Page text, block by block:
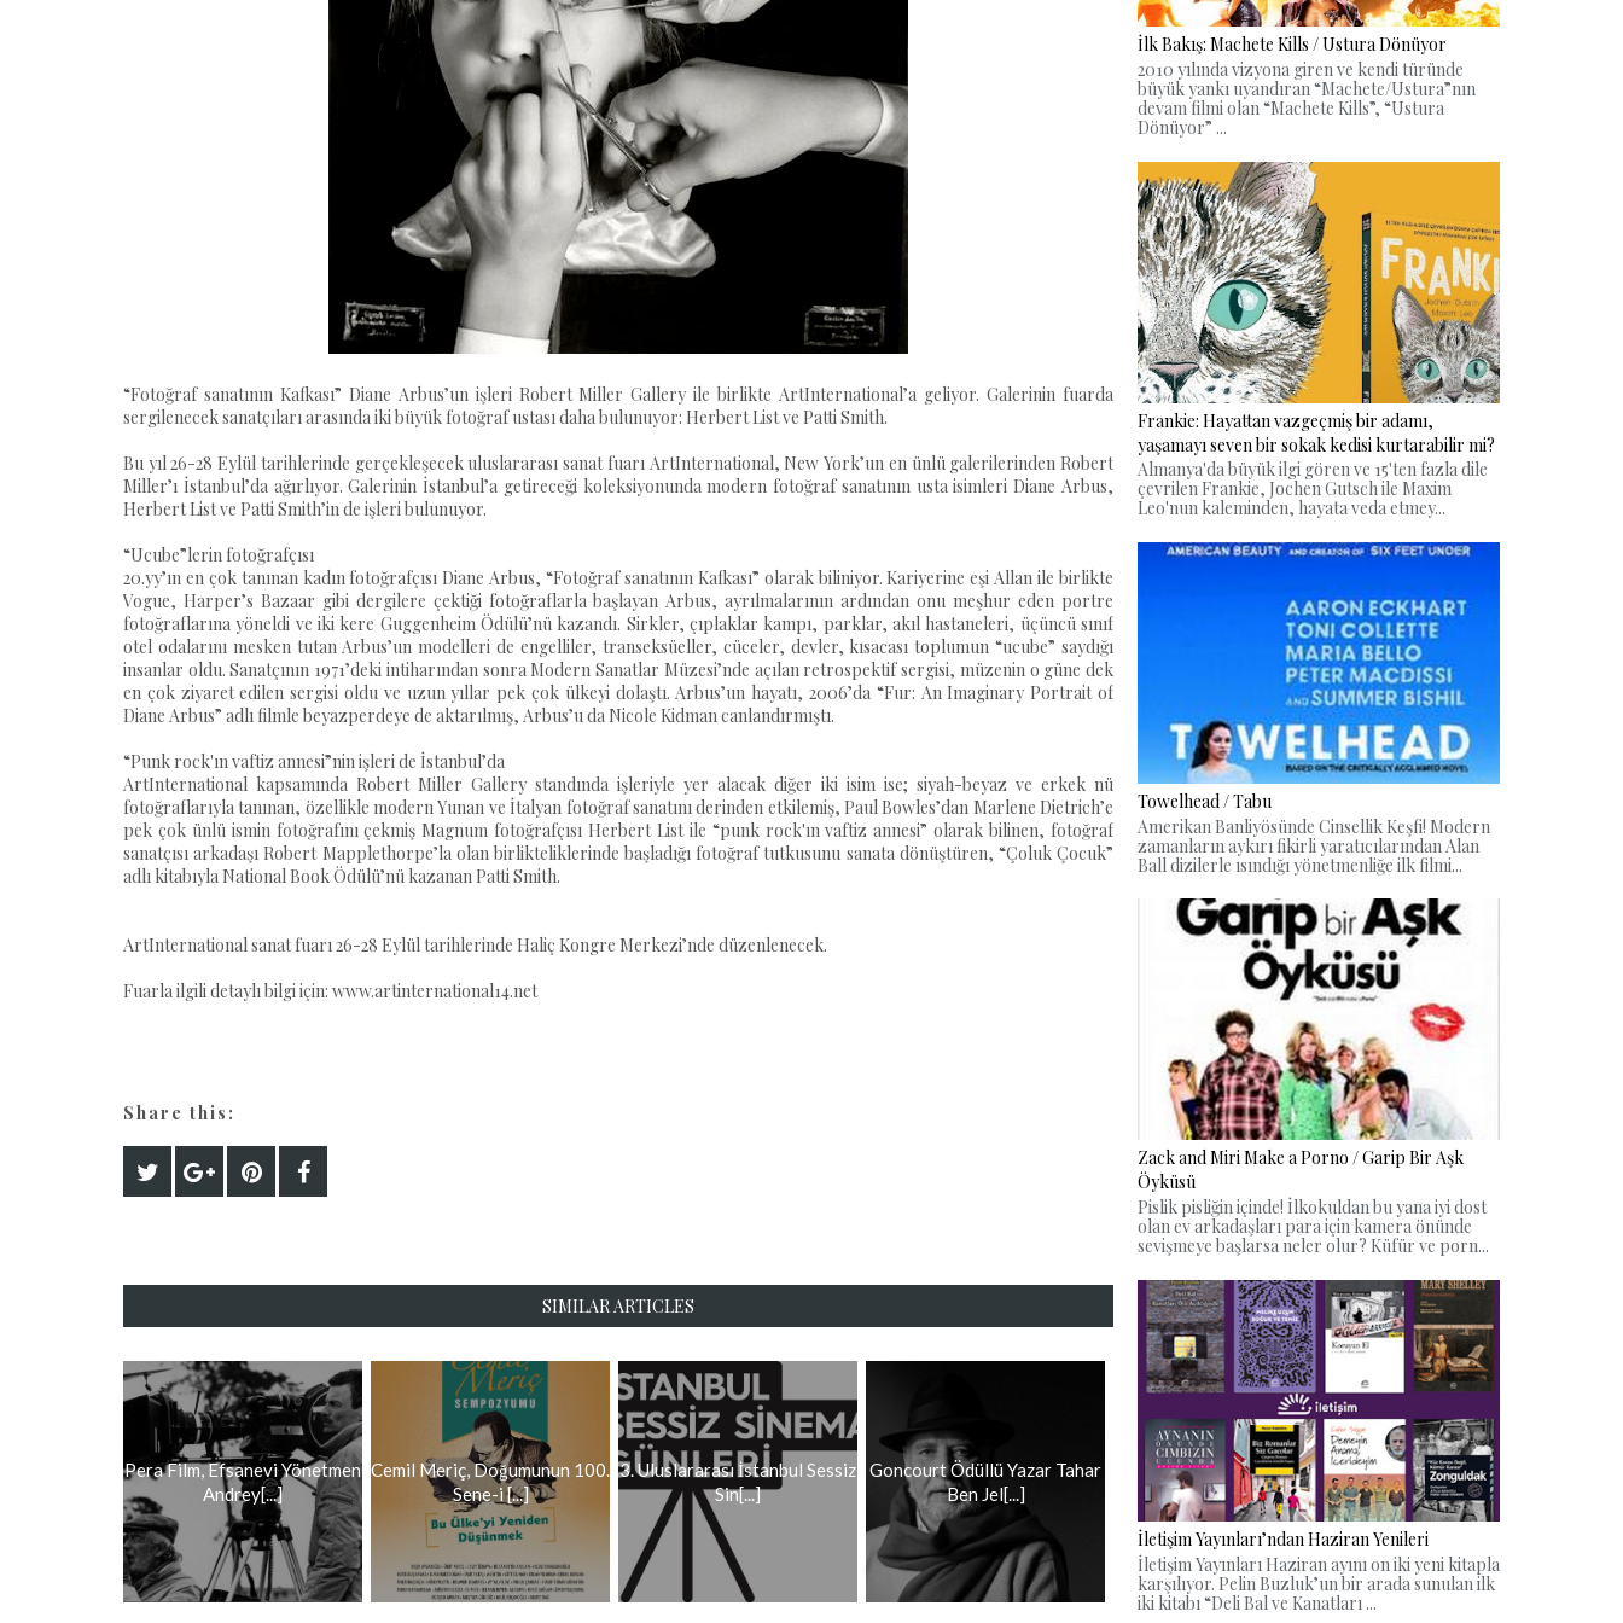
“Fotoğraf sanatının Kafkası” Diane Arbus’un işleri Robert Miller Gallery ile birlikte ArtInternational’a geliyor. Galerinin fuarda
sergilenecek sanatçıları arasında iki büyük fotoğraf ustası daha bulunuyor: Herbert List ve Patti Smith.
Bu yıl 26-28 Eylül tarihlerinde gerçekleşecek uluslararası sanat fuarı ArtInternational, New York’un en ünlü galerilerinden Robert
Miller’ı İstanbul’da ağırlıyor. Galerinin İstanbul’a getireceği koleksiyonunda modern fotoğraf sanatının usta isimleri Diane Arbus,
Herbert List ve Patti Smith’in de işleri bulunuyor.
“Ucube”lerin fotoğrafçısı
20.yy’ın en çok tanınan kadın fotoğrafçısı Diane Arbus, “Fotoğraf sanatının Kafkası” olarak biliniyor. Kariyerine eşi Allan ile birlikte
Vogue, Harper’s Bazaar gibi dergilere çektiği fotoğraflarla başlayan Arbus, ayrılmalarının ardından onu meşhur eden portre
fotoğraflarına yöneldi ve iki kere Guggenheim Ödülü’nü kazandı. Sirkler, çıplaklar kampı, parklar, akıl hastaneleri, üçüncü sınıf
otel odalarını mesken tutan Arbus’un modelleri de engelliler, transeksüeller, cüceler, devler, kısacası toplumun “ucube” saydığı
insanlar oldu. Sanatçının 1971’deki intiharından sonra Modern Sanatlar Müzesi’nde açılan retrospektif sergisi, müzenin o güne dek
en çok ziyaret edilen sergisi oldu ve uzun yıllar pek çok ülkeyi dolaştı. Arbus’un hayatı, 2006’da “Fur: An Imaginary Portrait of
Diane Arbus” adlı filmle beyazperdeye de aktarılmış, Arbus’u da Nicole Kidman canlandırmıştı.
“Punk rock'ın vaftiz annesi”nin işleri de İstanbul’da
ArtInternational kapsamında Robert Miller Gallery standında işleriyle yer alacak diğer iki isim ise; siyah-beyaz ve erkek nü
fotoğraflarıyla tanınan, özellikle modern Yunan ve İtalyan fotoğraf sanatını derinden etkilemiş, Paul Bowles’dan Marlene Dietrich’e
pek çok ünlü ismin fotoğrafını çekmiş Magnum fotoğrafçısı Herbert List ile “punk rock'ın vaftiz annesi” olarak bilinen, fotoğraf
sanatçısı arkadaşı Robert Mapplethorpe’la olan birlikteliklerinde başladığı fotoğraf tutkusunu sanata dönüştüren, “Çoluk Çocuk”
adlı kitabıyla National Book Ödülü’nü kazanan Patti Smith.
ArtInternational sanat fuarı 26-28 Eylül tarihlerinde Haliç Kongre Merkezi’nde düzenlenecek.
Fuarla ilgili detaylı bilgi için: www.artinternational14.net
Share this:
SIMILAR ARTICLES
Pera Film, Efsanevi Yönetmen
Andrey[...]
Cemil Meriç, Doğumunun 100.
Sene-i [...]
3. Uluslararası İstanbul Sessiz
Sin[...]
Goncourt Ödüllü Yazar Tahar
Ben Jel[...]
İlk Bakış: Machete Kills / Ustura Dönüyor
2010 yılında vizyona giren ve kendi türünde
büyük yankı uyandıran “Machete/Ustura”nın
devam filmi olan “Machete Kills”, “Ustura
Dönüyor” ...
Frankie: Hayattan vazgeçmiş bir adamı,
yaşamayı seven bir sokak kedisi kurtarabilir mi?
Almanya'da büyük ilgi gören ve 15'ten fazla dile
çevrilen Frankie, Jochen Gutsch ile Maxim
Leo'nun kaleminden, hayata veda etmey...
Towelhead / Tabu
Amerikan Banliyösünde Cinsellik Keşfi! Modern
zamanların aykırı fikirli yaratıcılarından Alan
Ball dizilerle ısındığı yönetmenliğe ilk filmi...
Zack and Miri Make a Porno / Garip Bir Aşk
Öyküsü
Pislik pisliğin içinde! İlkokuldan bu yana iyi dost
olan ev arkadaşları para için kamera önünde
sevişmeye başlarsa neler olur? Küfür ve porn...
İletişim Yayınları’ndan Haziran Yenileri
İletişim Yayınları Haziran ayını on iki yeni kitapla
karşılıyor. Pelin Buzluk’un bir arada sunulan ilk
iki kitabı “Deli Bal ve Kanatları ...